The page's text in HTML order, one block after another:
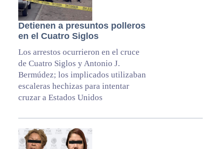
Detienen a presuntos polleros
en el Cuatro Siglos
Los arrestos ocurrieron en el cruce
de Cuatro Siglos y Antonio J.
Bermúdez; los implicados utilizaban
escaleras hechizas para intentar
cruzar a Estados Unidos